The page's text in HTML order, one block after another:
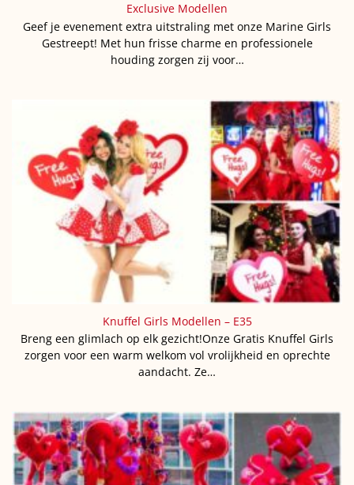
Exclusive Modellen
Geef je evenement extra uitstraling met onze Marine Girls
Gestreept! Met hun frisse charme en professionele
houding zorgen zij voor…
Knuffel Girls Modellen – E35
Breng een glimlach op elk gezicht!Onze Gratis Knuffel Girls
zorgen voor een warm welkom vol vrolijkheid en oprechte
aandacht. Ze…